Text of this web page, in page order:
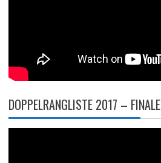
DOPPELRANGLISTE 2017 – FINALE